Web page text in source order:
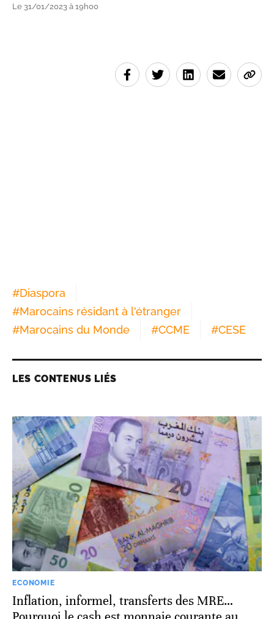
Le 31/01/2023 à 19h00
#Diaspora
#Marocains résidant à l'étranger
#Marocains du Monde #CCME #CESE
LES CONTENUS LIÉS
ECONOMIE
Inflation, informel, transferts des MRE…